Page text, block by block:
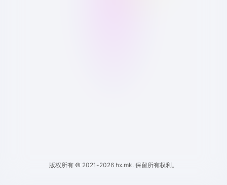
版权所有 © 2021-2026 hx.mk. 保留所有权利。